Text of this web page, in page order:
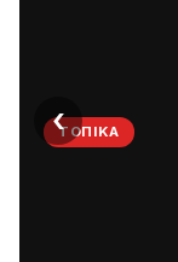
ΤΟΠΙΚΆ
‹